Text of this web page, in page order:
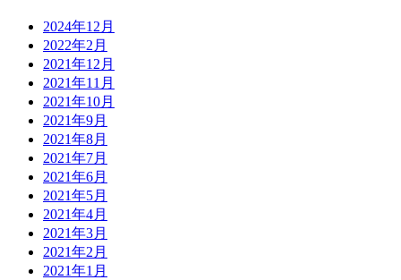
2024年12月
2022年2月
2021年12月
2021年11月
2021年10月
2021年9月
2021年8月
2021年7月
2021年6月
2021年5月
2021年4月
2021年3月
2021年2月
2021年1月